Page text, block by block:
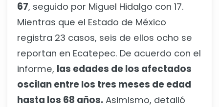
67, seguido por Miguel Hidalgo con 17.
Mientras que el Estado de México
registra 23 casos, seis de ellos ocho se
reportan en Ecatepec. De acuerdo con el
informe, las edades de los afectados
oscilan entre los tres meses de edad
hasta los 68 años. Asimismo, detalló